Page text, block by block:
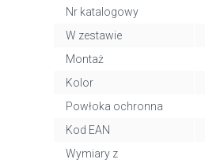
Nr katalogowy
W zestawie
Montaż
Kolor
Powłoka ochronna
Kod EAN
Wymiary z